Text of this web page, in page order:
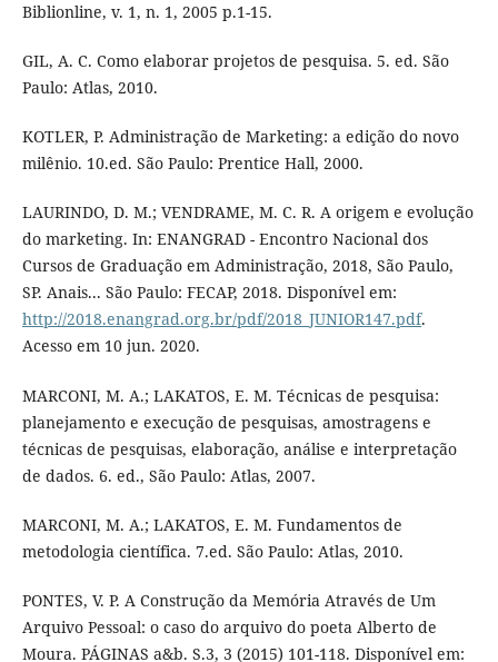
Biblionline, v. 1, n. 1, 2005 p.1-15.
GIL, A. C. Como elaborar projetos de pesquisa. 5. ed. São
Paulo: Atlas, 2010.
KOTLER, P. Administração de Marketing: a edição do novo
milênio. 10.ed. São Paulo: Prentice Hall, 2000.
LAURINDO, D. M.; VENDRAME, M. C. R. A origem e evolução
do marketing. In: ENANGRAD - Encontro Nacional dos
Cursos de Graduação em Administração, 2018, São Paulo,
SP. Anais... São Paulo: FECAP, 2018. Disponível em:
http://2018.enangrad.org.br/pdf/2018_JUNIOR147.pdf.
Acesso em 10 jun. 2020.
MARCONI, M. A.; LAKATOS, E. M. Técnicas de pesquisa:
planejamento e execução de pesquisas, amostragens e
técnicas de pesquisas, elaboração, análise e interpretação
de dados. 6. ed., São Paulo: Atlas, 2007.
MARCONI, M. A.; LAKATOS, E. M. Fundamentos de
metodologia científica. 7.ed. São Paulo: Atlas, 2010.
PONTES, V. P. A Construção da Memória Através de Um
Arquivo Pessoal: o caso do arquivo do poeta Alberto de
Moura. PÁGINAS a&b. S.3, 3 (2015) 101-118. Disponível em: